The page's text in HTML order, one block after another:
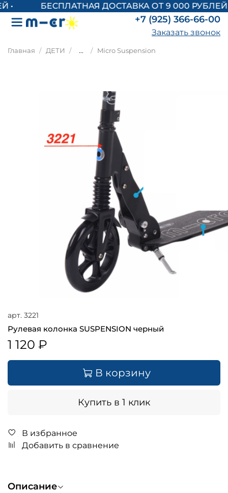
БЕСПЛАТНАЯ ДОСТАВКА ОТ 9 000 РУБЛЕЙ
+7 (925) 366-66-00
Заказать звонок
Главная ДЕТИ ... Micro Suspension
арт. 3221
Рулевая колонка SUSPENSION черный
1 120 ₽
В корзину
Купить в 1 клик
В избранное
Добавить в сравнение
Описание